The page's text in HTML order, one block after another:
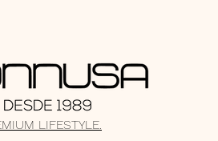
LIFESTYLE.